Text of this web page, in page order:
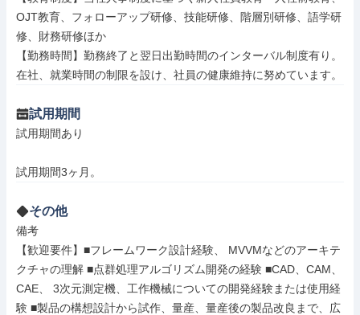
OJT教育、フォローアップ研修、技能研修、階層別研修、語学研
修、財務研修ほか
【勤務時間】勤務終了と翌日出勤時間のインターバル制度有り。
在社、就業時間の制限を設け、社員の健康維持に努めています。
試用期間
試用期間あり
試用期間3ヶ月。
その他
備考
【歓迎要件】■フレームワーク設計経験、 MVVMなどのアーキテ
クチャの理解 ■点群処理アルゴリズム開発の経験 ■CAD、CAM、
CAE、 3次元測定機、工作機械についての開発経験または使用経
験 ■製品の構想設計から試作、量産、量産後の製品改良まで、広